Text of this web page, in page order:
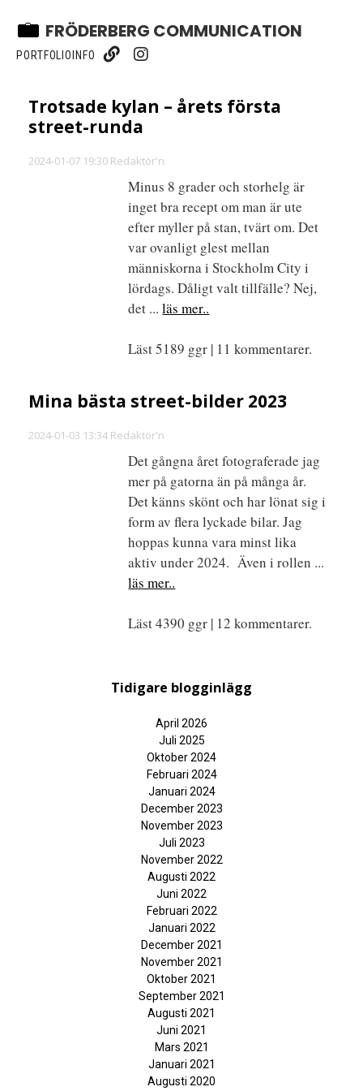
FRÖDERBERG COMMUNICATION
PORTFOLIOINFO
Trotsade kylan – årets första
street-runda
2024-01-07 19:30 Redaktör'n
Minus 8 grader och storhelg är
inget bra recept om man är ute
efter myller på stan, tvärt om. Det
var ovanligt glest mellan
människorna i Stockholm City i
lördags. Dåligt valt tillfälle? Nej,
det ...läs mer..
Läst 5189 ggr | 11 kommentarer.
Mina bästa street-bilder 2023
2024-01-03 13:34 Redaktör'n
Det gångna året fotograferade jag
mer på gatorna än på många år.
Det känns skönt och har lönat sig i
form av flera lyckade bilar. Jag
hoppas kunna vara minst lika
aktiv under 2024. Även i rollen ...
läs mer..
Läst 4390 ggr | 12 kommentarer.
Tidigare blogginlägg
April 2026
Juli 2025
Oktober 2024
Februari 2024
Januari 2024
December 2023
November 2023
Juli 2023
November 2022
Augusti 2022
Juni 2022
Februari 2022
Januari 2022
December 2021
November 2021
Oktober 2021
September 2021
Augusti 2021
Juni 2021
Mars 2021
Januari 2021
Augusti 2020